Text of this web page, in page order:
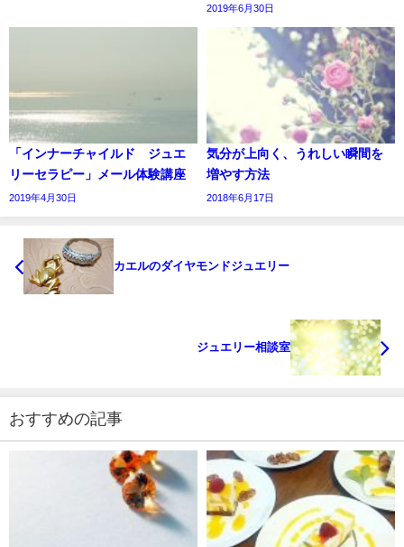
2019年6月30日
「インナーチャイルド ジュエ
リーセラピー」メール体験講座
2019年4月30日
気分が上向く、うれしい瞬間を
増やす方法
2018年6月17日
カエルのダイヤモンドジュエリー
ジュエリー相談室
おすすめの記事